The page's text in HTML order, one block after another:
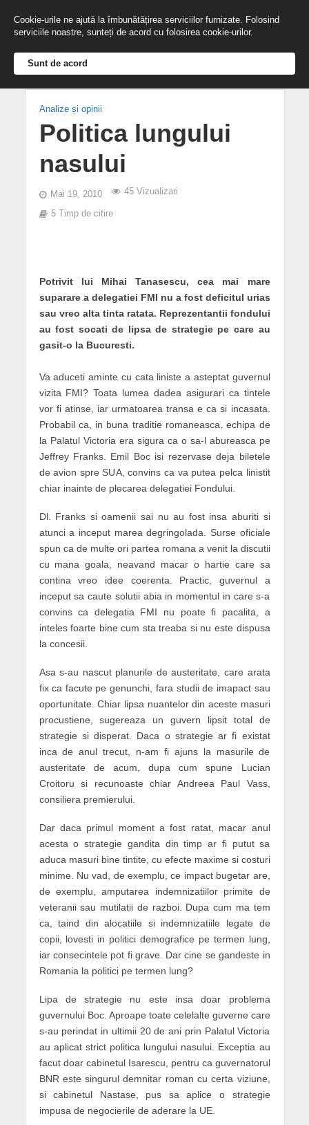
Analize și opinii
Politica lungului
nasului
Mai 19, 2010 45 Vizualizari
5 Timp de citire
Potrivit lui Mihai Tanasescu, cea mai mare
suparare a delegatiei FMI nu a fost deficitul urias
sau vreo alta tinta ratata. Reprezentantii fondului
au fost socati de lipsa de strategie pe care au
gasit-o la Bucuresti.
Va aduceti aminte cu cata liniste a asteptat guvernul
vizita FMI? Toata lumea dadea asigurari ca tintele
vor fi atinse, iar urmatoarea transa e ca si incasata.
Probabil ca, in buna traditie romaneasca, echipa de
la Palatul Victoria era sigura ca o sa-l abureasca pe
Jeffrey Franks. Emil Bocisi rezervase deja biletele
de avion spre SUA, convins ca va putea pelca linistit
chiar inainte de plecarea delegatiei Fondului.
Dl. Franks si oamenii sai nu au fost insa aburiti si
atunci a inceput marea degringolada. Surse oficiale
spun ca de multe ori partea romana a venit la discutii
cu mana goala, neavand macar o hartie care sa
contina vreo idee coerenta. Practic, guvernul a
inceput sa caute solutii abia in momentul in care s-a
convins ca delegatia FMI nu poate fi pacalita, a
inteles foarte bine cum sta treaba si nu este dispusa
la concesii.
Asa s-au nascut planurile de austeritate, care arata
fix ca facute pe genunchi, fara studii de imapact sau
oportunitate. Chiar lipsa nuantelor din aceste masuri
procustiene, sugereaza un guvern lipsit total de
strategie si disperat. Daca o strategie ar fi existat
inca de anul trecut, n-am fi ajuns la masurile de
austeritate de acum, dupa cum spune Lucian
Croitoru si recunoaste chiar Andreea Paul Vass,
consiliera premierului.
Dar daca primul moment a fost ratat, macar anul
acesta o strategie gandita din timp ar fi putut sa
aduca masuri bine tintite, cu efecte maxime si costuri
minime. Nu vad, de exemplu, ce impact bugetar are,
de exemplu, amputarea indemnizatiilor primite de
veteranii sau mutilatii de razboi. Dupa cum ma tem
ca, taind din alocatiile si indemnizatiile legate de
copii, lovesti in politici demografice pe termen lung,
iar consecintele pot fi grave. Dar cine se gandeste in
Romania la politici pe termen lung?
Lipa de strategie nu este insa doar problema
guvernului Boc. Aproape toate celelalte guverne care
s-au perindat in ultimii 20 de ani prin Palatul Victoria
au aplicat strict politica lungului nasului. Exceptia au
facut doar cabinetul Isarescu, pentru ca guvernatorul
BNR este singurul demnitar roman cu certa viziune,
si cabinetul Nastase, pus sa aplice o strategie
impusa de negocierile de aderare la UE.
Cookie-urile ne ajută la îmbunătățirea serviciilor furnizate. Folosind
serviciile noastre, sunteți de acord cu folosirea cookie-urilor.
Sunt de acord